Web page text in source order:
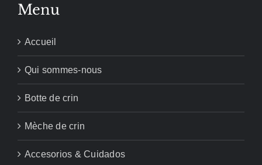
Menu
Accueil
Qui sommes-nous
Botte de crin
Mèche de crin
Accesorios & Cuidados